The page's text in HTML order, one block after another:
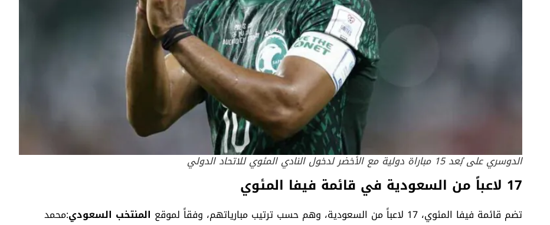
الدوسري على بُعد 15 مباراة دولية مع الأخضر لدخول النادي المئوي للاتحاد الدولي
17 لاعباً من السعودية في قائمة فيفا المئوي
تضم قائمة فيفا المئوي، 17 لاعباً من السعودية، وهم حسب ترتيب مبارياتهم، وفقاً لموقع المنتخب السعودي:محمد